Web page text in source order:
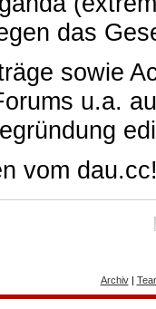
das
sowie
u.a.
vom
Archiv|